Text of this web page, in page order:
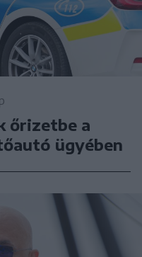
őrizetbe a
ügyében